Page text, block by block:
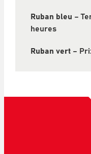
Ruban bleu –
heures
Ruban vert–